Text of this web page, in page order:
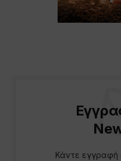
Κάντε εγγραφή